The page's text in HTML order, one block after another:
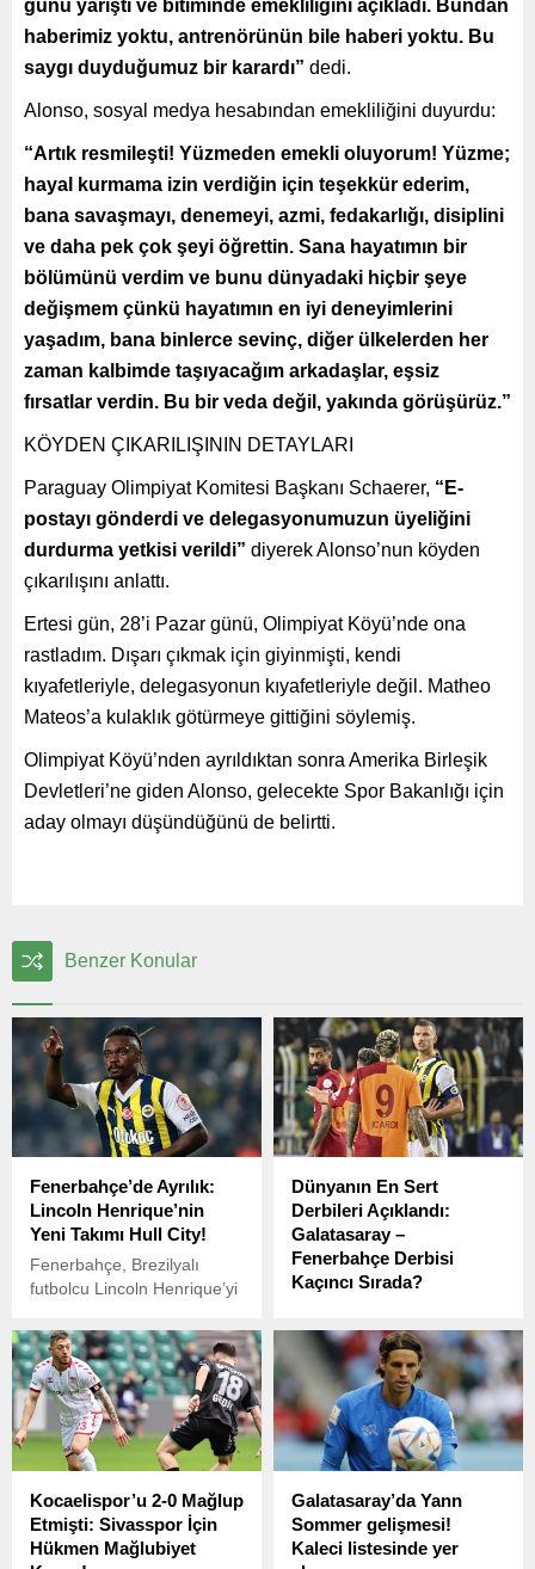
günü yarıştı ve bitiminde emekliliğini açıkladı. Bundan
haberimiz yoktu, antrenörünün bile haberi yoktu. Bu
saygı duyduğumuz bir karardı” dedi.
Alonso, sosyal medya hesabından emekliliğini duyurdu:
“Artık resmileşti! Yüzmeden emekli oluyorum! Yüzme;
hayal kurmama izin verdiğin için teşekkür ederim,
bana savaşmayı, denemeyi, azmi, fedakarlığı, disiplini
ve daha pek çok şeyi öğrettin. Sana hayatımın bir
bölümünü verdim ve bunu dünyadaki hiçbir şeye
değişmem çünkü hayatımın en iyi deneyimlerini
yaşadım, bana binlerce sevinç, diğer ülkelerden her
zaman kalbimde taşıyacağım arkadaşlar, eşsiz
fırsatlar verdin. Bu bir veda değil, yakında görüşürüz.”
KÖYDEN ÇIKARILIŞININ DETAYLARI
Paraguay Olimpiyat Komitesi Başkanı Schaerer, “E-
postayı gönderdi ve delegasyonumuzun üyeliğini
durdurma yetkisi verildi” diyerek Alonso’nun köyden
çıkarılışını anlattı.
Ertesi gün, 28’i Pazar günü, Olimpiyat Köyü’nde ona
rastladım. Dışarı çıkmak için giyinmişti, kendi
kıyafetleriyle, delegasyonun kıyafetleriyle değil. Matheo
Mateos’a kulaklık götürmeye gittiğini söylemiş.
Olimpiyat Köyü’nden ayrıldıktan sonra Amerika Birleşik
Devletleri’ne giden Alonso, gelecekte Spor Bakanlığı için
aday olmayı düşündüğünü de belirtti.
Benzer Konular
Fenerbahçe’de Ayrılık:
Lincoln Henrique’nin
Yeni Takımı Hull City!
Fenerbahçe, Brezilyalı
futbolcu Lincoln Henrique’yi
ekiplerinden Hull City’ye
sezon sonuna kadar kiralık
olarak gönderdi.
Dünyanın En Sert
Derbileri Açıklandı:
Galatasaray –
Fenerbahçe Derbisi
Kaçıncı Sırada?
gazetelerinden Daily Mail,
dünyanın en sert derbilerini
sıraladı ve Süper Lig’in iki
dev kulübü Galatasaray ile
Fenerbahçe’nin
karşılaşması dikkat çekici
Kocaelispor’u 2-0 Mağlup
Etmişti: Sivasspor İçin
Hükmen Mağlubiyet
Galatasaray’da Yann
Sommer gelişmesi!
Kaleci listesinde yer